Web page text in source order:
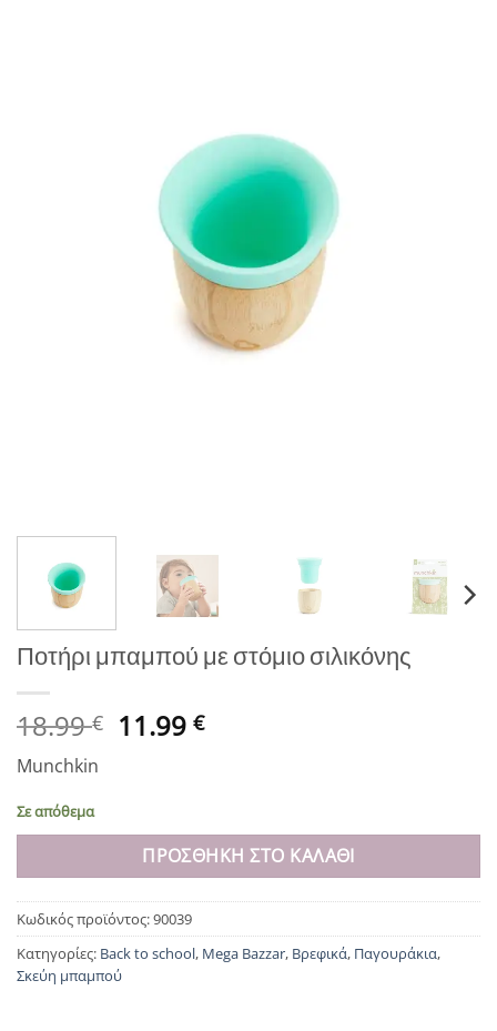
Ποτήρι μπαμπού με στόμιο σιλικόνης
18.99€ Original
11.99€Η
11.99 €.
Munchkin
Σε απόθεμα
ΠΡΟΣΘΉΚΗ ΣΤΟ ΚΑΛΆΘΙ
Κωδικός προϊόντος:90039
Κατηγορίες: Back to school, Mega Bazzar, Βρεφικά, Παγουράκια,
Σκεύη μπαμπού